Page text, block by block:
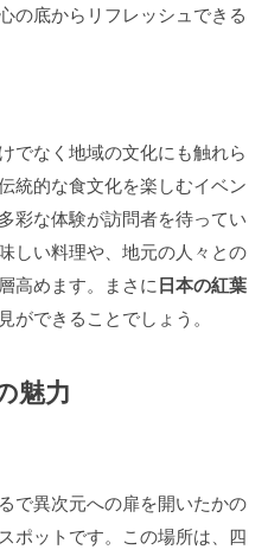
の底からリフレッシュできる
でなく地域の文化にも触れら
統的な食文化を楽しむイベン
彩な体験が訪問者を待ってい
しい料理や、地元の人々との
高めます。まさに日本の紅葉
ができることでしょう。
魅力
で異次元への扉を開いたかの
ポットです。この場所は、四